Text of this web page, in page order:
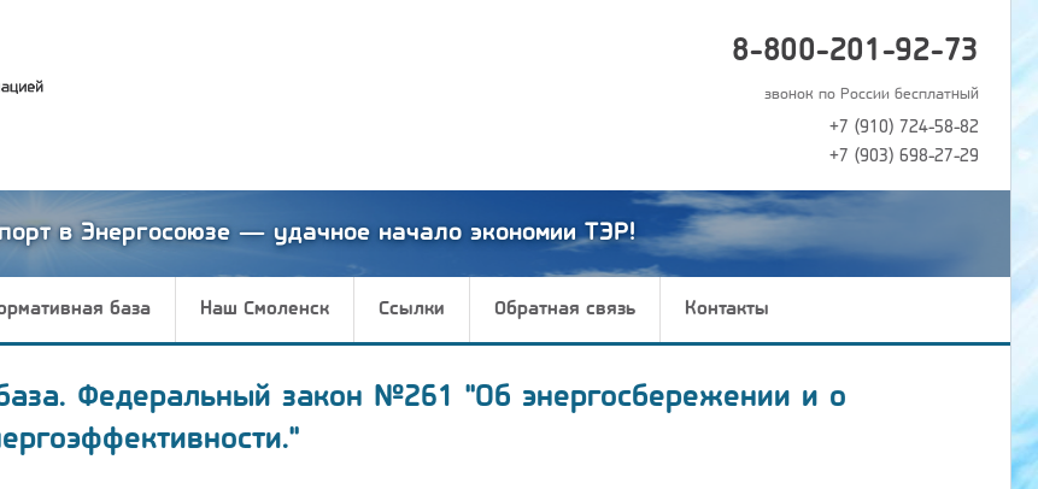
8-800-201-92-73
звонок по России бесплатный
+7 (910) 724-58-82
+7 (903) 698-27-29
в Энергосоюзе — удачное начало экономии ТЭР!
база Наш Смоленск Ссылки Обратная связь Контакты
Федеральный закон №261 "Об энергосбережении и о